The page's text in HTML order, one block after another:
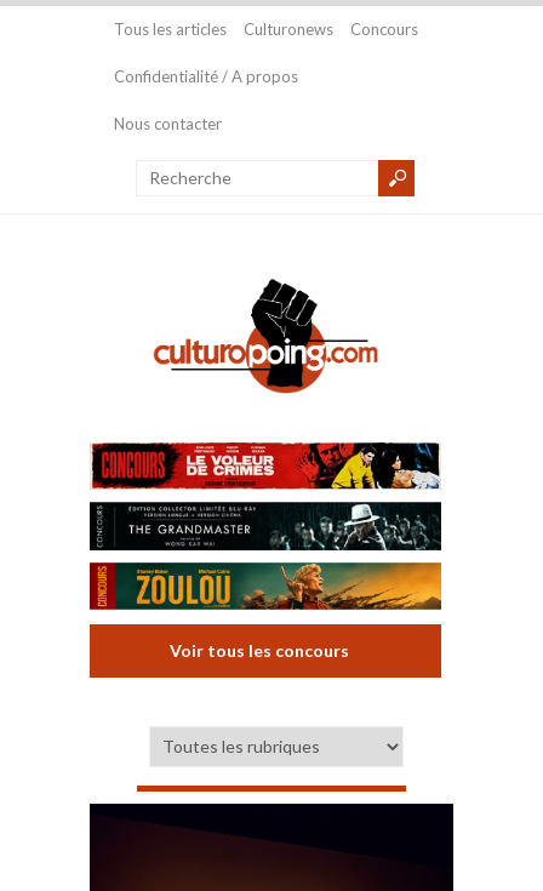
Tous les articles Culturonews Concours
Confidentialité / A propos
Nous contacter
Voir tous les concours